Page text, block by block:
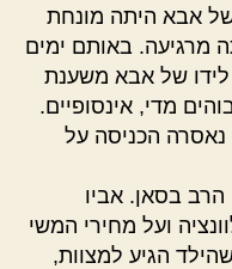
אבא היתה מונחת
מרגיעה. באותם ימים
לידו של אבא משענת
מדי, אינסופיים.
נאסרה הכניסה על
בסאן. אביו
ועל מחירי המשי
הגיע למצוות,